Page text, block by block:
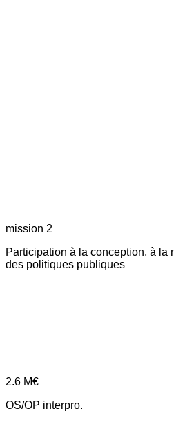
mission 2
Participation à la conception, à la
des politiques publiques
2.6 M€
OS/OP interpro.